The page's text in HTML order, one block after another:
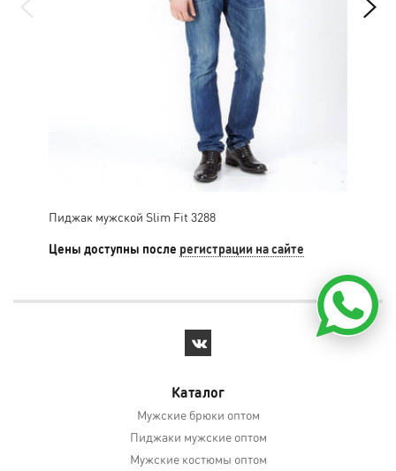
Пиджак мужской Slim Fit 3288
Цены доступны после регистрации на сайте
Каталог
Мужские брюки оптом
Пиджаки мужские оптом
Мужские костюмы оптом